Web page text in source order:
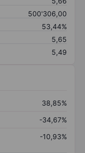
500'306,00
53,44%
5,65
5,49
38,85%
-34,67%
-10,93%